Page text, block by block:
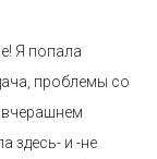
Я попала
проблемы со
здесь- и -не